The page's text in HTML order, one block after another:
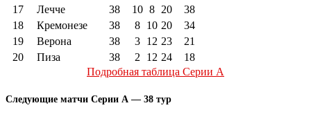
17
Лечче 38 10 8 20
38
18
Кремонезе 38 8 10 20
34
19
Верона 38 3 12 23
21
20
Пиза 38 2 12 24
18
Подробная таблица Серии А
Следующие матчи Серии А — 38 тур